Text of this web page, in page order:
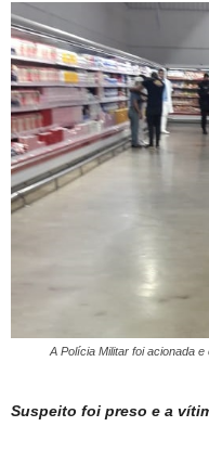
A Polícia Militar foi acionada
Suspeito foi preso e a